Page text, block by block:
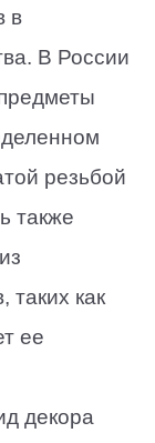
в
В России
резьбой
также
таких как
ее
декора